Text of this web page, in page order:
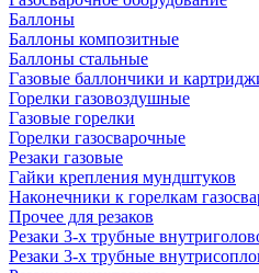
Баллоны
Баллоны композитные
Баллоны стальные
Газовые баллончики и
Горелки газовоздушные
Газовые горелки
Горелки газосварочные
Резаки газовые
Гайки крепления мундштуков
Наконечники к горелкам
Прочее для резаков
Резаки 3-х трубные
Резаки 3-х трубные